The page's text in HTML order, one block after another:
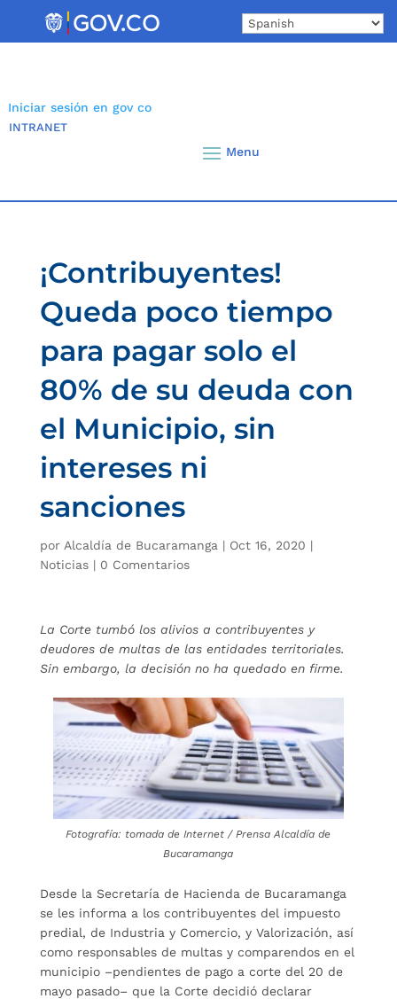
Iniciar sesión en gov co
INTRANET
¡Contribuyentes!
Queda poco tiempo
para pagar solo el
80% de su deuda con
el Municipio, sin
intereses ni
sanciones
por Alcaldía de Bucaramanga | Oct 16, 2020 |
Noticias| 0 Comentarios
La Corte tumbó los alivios a contribuyentes y
deudores de multas de las entidades territoriales.
Sin embargo, la decisión no ha quedado en firme.
Fotografía: tomada de Internet / Prensa Alcaldía de
Bucaramanga
Desde la Secretaría de Hacienda de Bucaramanga
se les informa a los contribuyentes del impuesto
predial, de Industria y Comercio, y Valorización, así
como responsables de multas y comparendos en el
municipio –pendientes de pago a corte del 20 de
mayo pasado– que la Corte decidió declarar